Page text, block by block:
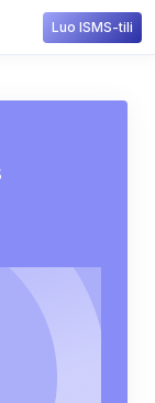
Luo ISMS-tili